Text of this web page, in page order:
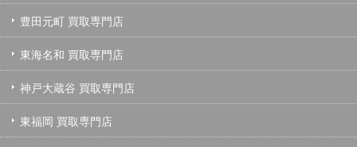
豊田元町 買取専門店
東海名和 買取専門店
神戸大蔵谷 買取専門店
東福岡 買取専門店